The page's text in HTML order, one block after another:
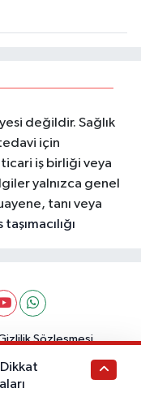
değildir. Sağlık
için
iş birliği veya
yalnızca genel
tanı veya
Sözleşmesi